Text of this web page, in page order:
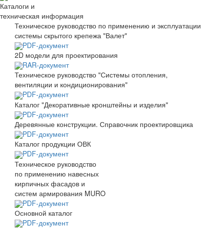
Каталоги и
техническая информация
Техническое руководство по применению и эксплуатации
системы скрытого крепежа "Валет"
PDF-документ
2D модели для проектирования
RAR-документ
Техническое руководство "Системы отопления,
вентиляции и кондиционирования"
PDF-документ
Каталог "Декоративные кронштейны и изделия"
PDF-документ
Деревянные конструкции. Справочник проектировщика
PDF-документ
Каталог продукции ОВК
PDF-документ
Техническое руководство
по применению навесных
кирпичных фасадов и
систем армирования MURO
PDF-документ
Основной каталог
PDF-документ